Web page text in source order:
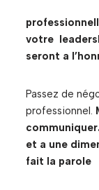
professio
votre
seront a
Passez de
professionnel.
et a une
fait la parole